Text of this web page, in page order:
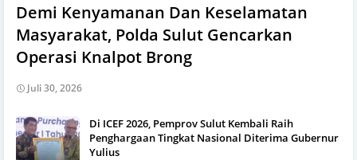
Demi Kenyamanan Dan Keselamatan
Masyarakat, Polda Sulut Gencarkan
Operasi Knalpot Brong
Juli 30, 2026
Di ICEF 2026, Pemprov Sulut Kembali Raih
Penghargaan Tingkat Nasional Diterima Gubernur
Yulius